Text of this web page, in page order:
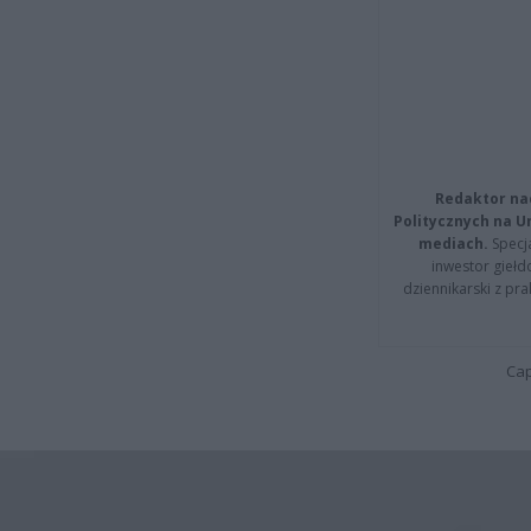
Redaktor
Politycznych na
mediach.
inwestor
dziennikarski z